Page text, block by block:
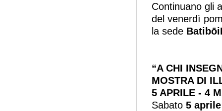
Continuano gli
del venerdì
la sede
“A CHI
MOSTRA DI
5 APRILE - 4
Sabato 5